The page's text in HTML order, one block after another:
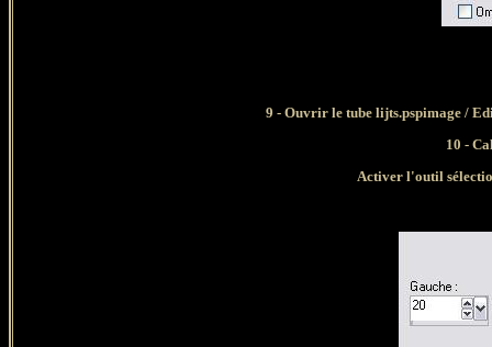
9 - Ouvrir le tube lijts.pspimage /
10 -
Activer l'outil